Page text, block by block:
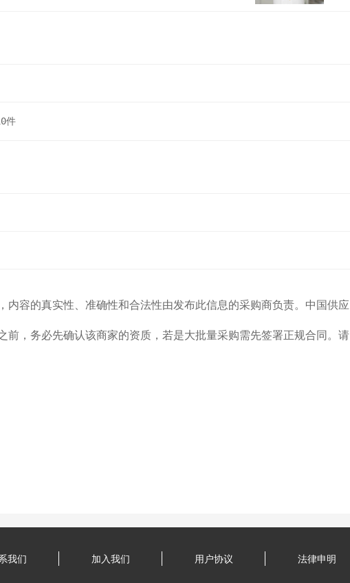
件
内容的真实性、准确性和合法性由发布此信息的采购商负责。中国供应
前，务必先确认该商家的资质，若是大批量采购需先签署正规合同。请
我们 加入我们 用户协议 法律申明